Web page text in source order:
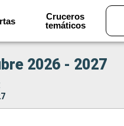
Cruceros
temáticos
2026 - 2027